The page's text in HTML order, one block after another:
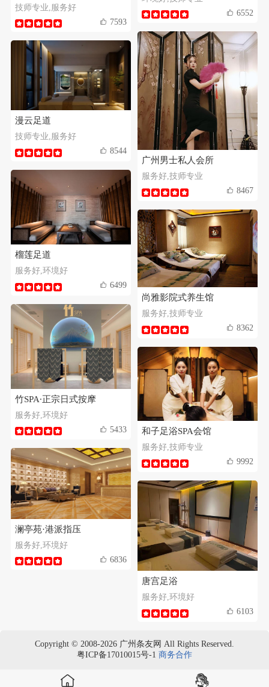
技师专业,服务好
7593
6552
广州男士私人会所
服务好,技师专业
8467
漫云足道
技师专业,服务好
8544
榴莲足道
服务好,环境好
6499
尚雅影院式养生馆
服务好,技师专业
8362
竹SPA∙正宗日式按摩
服务好,环境好
5433 和子足浴SPA会馆
服务好,技师专业
9992
澜亭苑·港派指压
服务好,环境好
6836
唐宫足浴
服务好,环境好
6103
Copyright © 2008-2026 广州条友网 All Rights Reserved.
粤ICP备17010015号-1 商务合作